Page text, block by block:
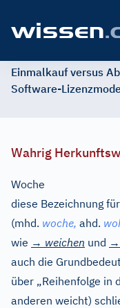
Einmalkauf versus
Software-
Wahrig
Woche
diese Bezeichnung
(mhd. woche, ahd.
wie → weichen und →
auch die
über „Reihenfolge in
anderen weicht)